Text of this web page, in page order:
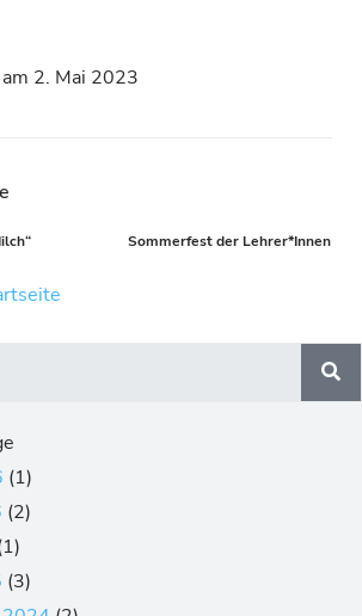
2. Mai 2023
Sommerfest der Lehrer*Innen
(1)
(2)
(3)